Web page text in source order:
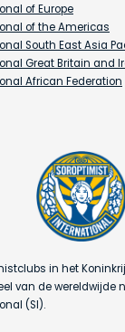
of Europe
of the Americas
South East Asia
Great Britain and
African Federation
in het
van de wereldwijde
(SI).